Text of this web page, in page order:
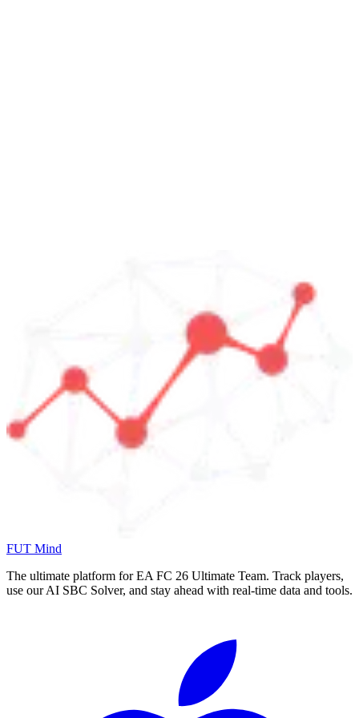
FUT Mind
The ultimate platform for EA FC 26 Ultimate Team. Track players,
use our AI SBC Solver, and stay ahead with real-time data and tools.